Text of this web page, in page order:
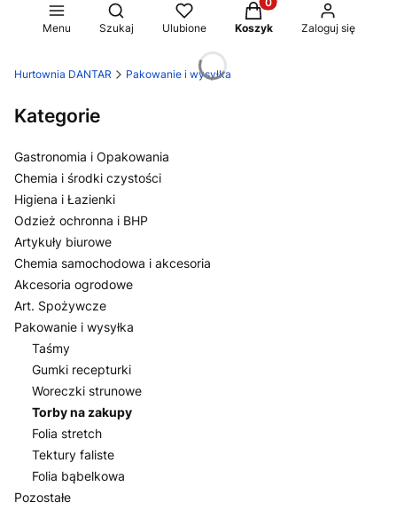
Menu
Otwórz wyszukiwarkę
Szukaj Ulubione
Produkty w koszyku:
Koszyk Zaloguj się
Hurtownia DANTAR Pakowanie i wysyłka
Kategorie
Gastronomia i Opakowania
Chemia i środki czystości
Higiena i Łazienki
Odzież ochronna i BHP
Artykuły biurowe
Chemia samochodowa i akcesoria
Akcesoria ogrodowe
Art. Spożywcze
Pakowanie i wysyłka
Taśmy
Gumki recepturki
Woreczki strunowe
Torby na zakupy
Folia stretch
Tektury faliste
Folia bąbelkowa
Pozostałe